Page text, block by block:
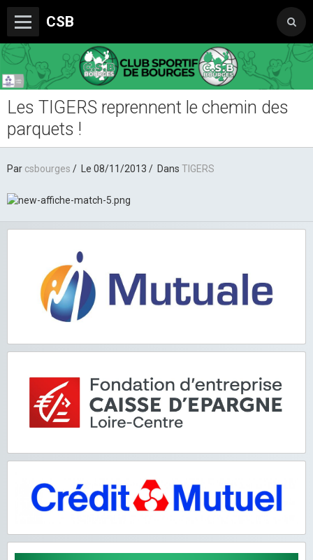
CSB
Le Club
Boutique du CSB
Sondages
Les TIGERS reprennent le chemin des
parquets !
Par csbourges Le 08/11/2013 Dans TIGERS